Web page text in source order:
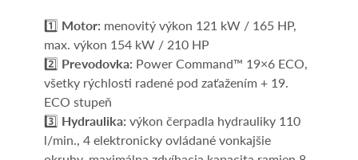
1️⃣ Motor: menovitý výkon 121 kW / 165 HP,
max. výkon 154 kW / 210 HP
2️⃣ Prevodovka: Power Command™ 19×6 ECO,
všetky rýchlosti radené pod zaťažením + 19.
ECO stupeň
3️⃣ Hydraulika: výkon čerpadla hydrauliky 110
l/min., 4 elektronicky ovládané vonkajšie